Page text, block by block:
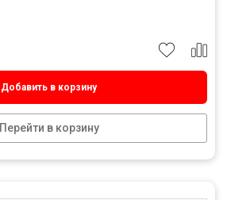
Добавить в корзину
Перейти в корзину